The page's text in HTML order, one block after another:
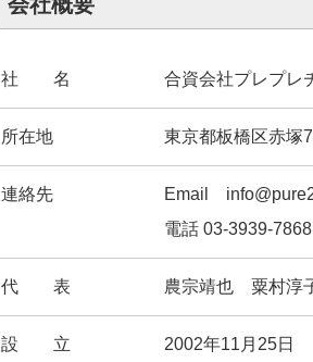
社 名 合資会社プレプレ
所在地 東京都板橋区赤塚
連絡先
Email
電話 03-3939-7868
代 表 農宗靖也 粟村淳
設 立 2002年11月25日